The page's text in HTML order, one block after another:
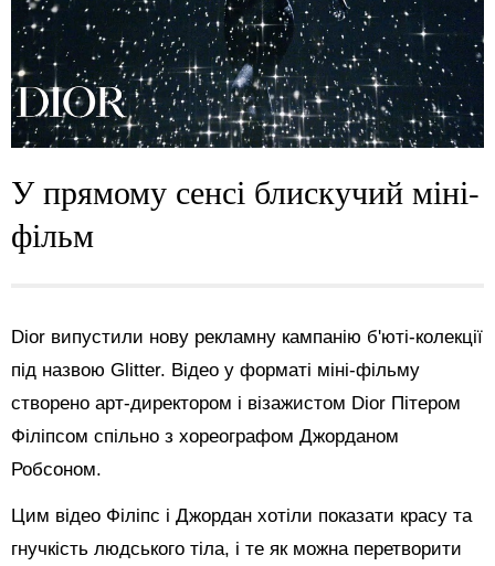
У прямому сенсі блискучий міні-
фільм
Dior випустили нову рекламну кампанію б'юті-колекції
під назвою Glitter. Відео у форматі міні-фільму
створено арт-директором і візажистом Dior Пітером
Філіпсом спільно з хореографом Джорданом
Робсоном.
Цим відео Філіпс і Джордан хотіли показати красу та
гнучкість людського тіла, і те як можна перетворити